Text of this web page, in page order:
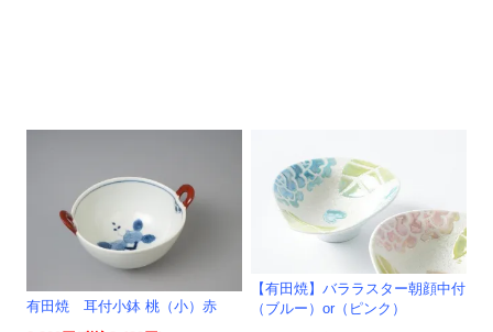
有田焼 耳付小鉢 桃（小）赤
【有田焼】バララスター朝顔中付
（ブルー）or（ピンク）